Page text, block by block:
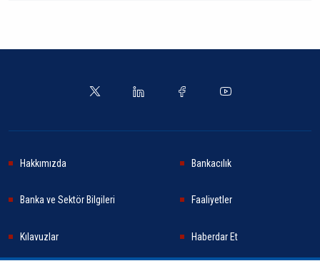
Hakkımızda Bankacılık
Banka ve Sektör Bilgileri Faaliyetler
Kılavuzlar Haberdar Et